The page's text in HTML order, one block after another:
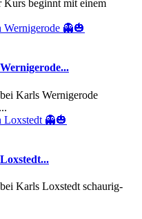
Kurs beginnt mit einem
Karls Wernigerode
Karls Loxstedt schaurig-